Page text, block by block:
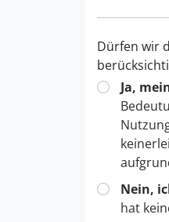
Dürfen wir
Ja,
Nein,
hat